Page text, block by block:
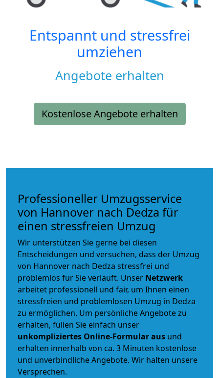
Entspannt und stressfrei
umziehen
Angebote erhalten
Kostenlose Angebote erhalten
Professioneller Umzugsservice
von Hannover nach Dedza für
einen stressfreien Umzug
Wir unterstützen Sie gerne bei diesen
Entscheidungen und versuchen, dass der Umzug
von Hannover nach Dedza stressfrei und
problemlos für Sie verläuft. Unser Netzwerk
arbeitet professionell und fair, um Ihnen einen
stressfreien und problemlosen Umzug in Dedza
zu ermöglichen. Um persönliche Angebote zu
erhalten, füllen Sie einfach unser
unkompliziertes Online-Formular aus und
erhalten innerhalb von ca. 3 Minuten kostenlose
und unverbindliche Angebote. Wir halten unsere
Versprechen.